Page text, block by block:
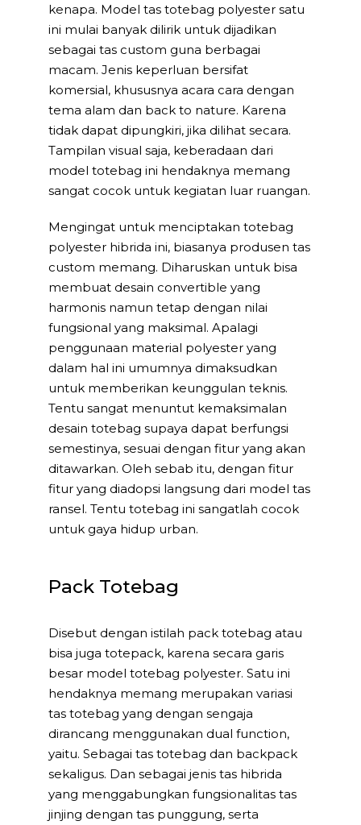
kenapa. Model tas totebag polyester satu
ini mulai banyak dilirik untuk dijadikan
sebagai tas custom guna berbagai
macam. Jenis keperluan bersifat
komersial, khususnya acara cara dengan
tema alam dan back to nature. Karena
tidak dapat dipungkiri, jika dilihat secara.
Tampilan visual saja, keberadaan dari
model totebag ini hendaknya memang
sangat cocok untuk kegiatan luar ruangan.
Mengingat untuk menciptakan totebag
polyester hibrida ini, biasanya produsen tas
custom memang. Diharuskan untuk bisa
membuat desain convertible yang
harmonis namun tetap dengan nilai
fungsional yang maksimal. Apalagi
penggunaan material polyester yang
dalam hal ini umumnya dimaksudkan
untuk memberikan keunggulan teknis.
Tentu sangat menuntut kemaksimalan
desain totebag supaya dapat berfungsi
semestinya, sesuai dengan fitur yang akan
ditawarkan. Oleh sebab itu, dengan fitur
fitur yang diadopsi langsung dari model tas
ransel. Tentu totebag ini sangatlah cocok
untuk gaya hidup urban.
Pack Totebag
Disebut dengan istilah pack totebag atau
bisa juga totepack, karena secara garis
besar model totebag polyester. Satu ini
hendaknya memang merupakan variasi
tas totebag yang dengan sengaja
dirancang menggunakan dual function,
yaitu. Sebagai tas totebag dan backpack
sekaligus. Dan sebagai jenis tas hibrida
yang menggabungkan fungsionalitas tas
jinjing dengan tas punggung, serta